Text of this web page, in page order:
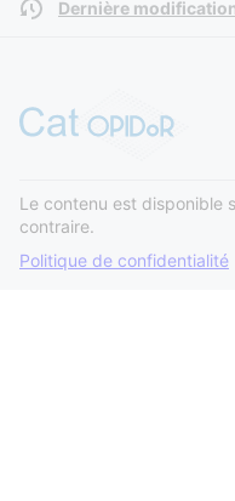
Dernière
Le contenu est disponible
contraire.
Politique de confidentialité